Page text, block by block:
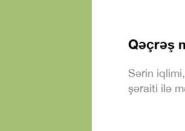
Qəçrəş
Sərin
şəraiti ilə